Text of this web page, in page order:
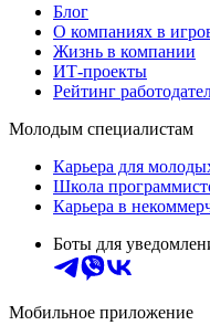
Блог
О компаниях в
Жизнь в компании
ИТ-проекты
Рейтинг
Молодым специалистам
Карьера для
Школа
Карьера в
Боты для
Мобильное приложение